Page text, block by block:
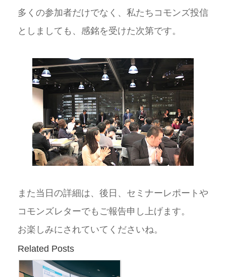
多くの参加者だけでなく、私たちコモンズ投信
としましても、感銘を受けた次第です。
また当日の詳細は、後日、セミナーレポートや
コモンズレターでもご報告申し上げます。
お楽しみにされていてくださいね。
Related Posts